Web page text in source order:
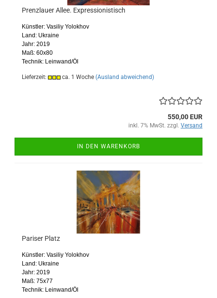
Prenzlauer Allee. Expressionistisch
Künstler: Vasiliy Yolokhov
Land: Ukraine
Jahr: 2019
Maß: 60x80
Technik: Leinwand/Öl
Lieferzeit: ca. 1 Woche (Ausland abweichend)
550,00 EUR
inkl. 7% MwSt. zzgl. Versand
IN DEN WARENKORB
Pariser Platz
Künstler: Vasiliy Yolokhov
Land: Ukraine
Jahr: 2019
Maß: 75x77
Technik: Leinwand/Öl